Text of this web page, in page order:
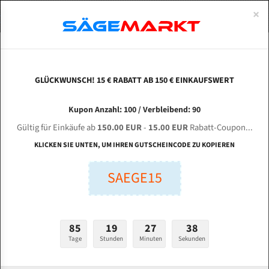
WEIYE Zhejiang Sawing Machine GY 4230 für
4020 mm Bi-Metall Bandsägeblätter
Länge (mm):
Stärken + Zahnteilung:
mm
ABOUTS
ENGLISH
Bi-Metall Meterware
Fleischerei Bandsägeblätter
Bandmesser Glatt Meterware
Konvex Meterware
×
GLÜCKWUNSCH! 15 € RABATT AB 150 € EINKAUFSWERT
Kupon Anzahl: 100 / Verbleibend: 90
Gültig für Einkäufe ab150.00 EUR- 15.00 EURRabatt-Coupon...
KLICKEN SIE UNTEN, UM IHREN GUTSCHEINCODE ZU KOPIEREN
SAEGE15
85
Tage
19
Stunden
27
Minuten
38
Sekunden